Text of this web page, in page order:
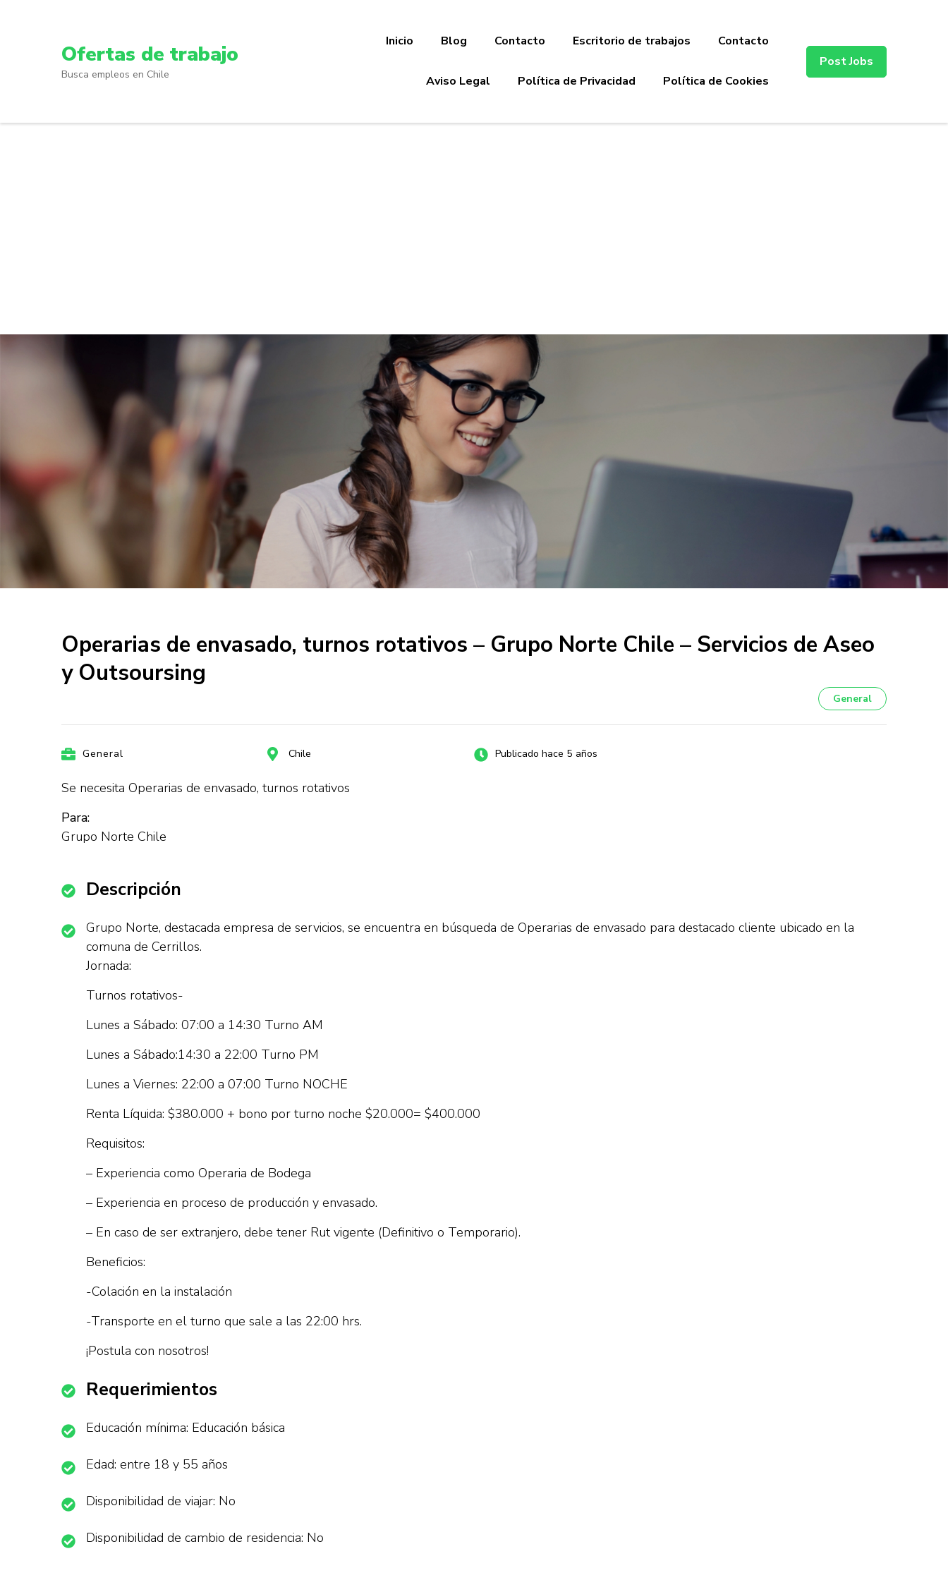
Ofertas de trabajo
Busca empleos en Chile
Inicio Blog Contacto Escritorio de trabajos Contacto
Aviso Legal Política de Privacidad Política de Cookies
Post Jobs
Operarias de envasado, turnos rotativos – Grupo Norte Chile – Servicios de Aseo
y Outsoursing
General
General Chile Publicado hace 5 años
Se necesita Operarias de envasado, turnos rotativos
Para:
Grupo Norte Chile
Descripción
Grupo Norte, destacada empresa de servicios, se encuentra en búsqueda de Operarias de envasado para destacado cliente ubicado en la
comuna de Cerrillos.
Jornada:
Turnos rotativos-
Lunes a Sábado: 07:00 a 14:30 Turno AM
Lunes a Sábado:14:30 a 22:00 Turno PM
Lunes a Viernes: 22:00 a 07:00 Turno NOCHE
Renta Líquida: $380.000 + bono por turno noche $20.000= $400.000
Requisitos:
– Experiencia como Operaria de Bodega
– Experiencia en proceso de producción y envasado.
– En caso de ser extranjero, debe tener Rut vigente (Definitivo o Temporario).
Beneficios:
-Colación en la instalación
-Transporte en el turno que sale a las 22:00 hrs.
¡Postula con nosotros!
Requerimientos
Educación mínima: Educación básica
Edad: entre 18 y 55 años
Disponibilidad de viajar: No
Disponibilidad de cambio de residencia: No